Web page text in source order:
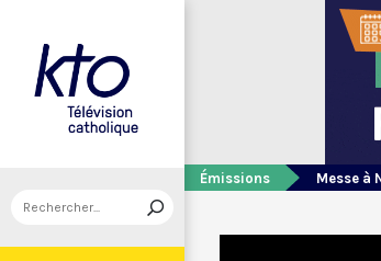
Émissions Messe à